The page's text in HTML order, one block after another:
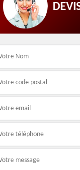
Urgence fuite
toiture 86